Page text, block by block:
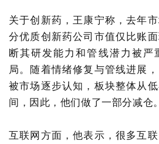
关于创新药，王康宁称，去年
分优质创新药公司市值仅比账
断其研发能力和管线潜力被严
局。随着情绪修复与管线进展
被市场逐步认知，板块整体从
间，因此，他们做了一部分减仓。
互联网方面，他表示，很多互